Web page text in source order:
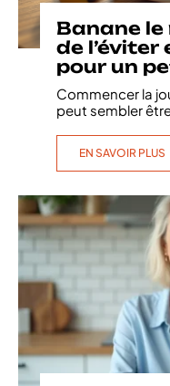
Banane
de
pour un
Commencer la
peut sembler
EN SAVOIR PLUS